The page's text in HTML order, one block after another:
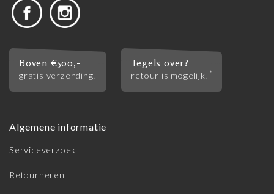
Boven €500,-
gratis verzending!
Tegels over?
retour is mogelijk! *
Algemene informatie
Serviceverzoek
Retourneren